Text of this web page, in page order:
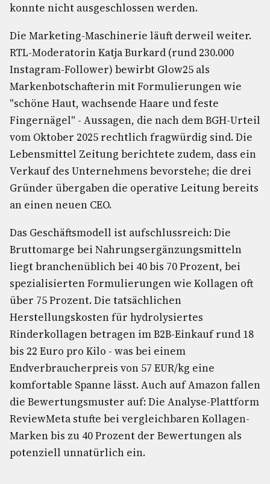
konnte nicht ausgeschlossen werden.
Die Marketing-Maschinerie läuft derweil weiter.
RTL-Moderatorin Katja Burkard (rund 230.000
Instagram-Follower) bewirbt Glow25 als
Markenbotschafterin mit Formulierungen wie
"schöne Haut, wachsende Haare und feste
Fingernägel" - Aussagen, die nach dem BGH-Urteil
vom Oktober 2025 rechtlich fragwürdig sind. Die
Lebensmittel Zeitung berichtete zudem, dass ein
Verkauf des Unternehmens bevorstehe; die drei
Gründer übergaben die operative Leitung bereits
an einen neuen CEO.
Das Geschäftsmodell ist aufschlussreich: Die
Bruttomarge bei Nahrungsergänzungsmitteln
liegt branchenüblich bei 40 bis 70 Prozent, bei
spezialisierten Formulierungen wie Kollagen oft
über 75 Prozent. Die tatsächlichen
Herstellungskosten für hydrolysiertes
Rinderkollagen betragen im B2B-Einkauf rund 18
bis 22 Euro pro Kilo - was bei einem
Endverbraucherpreis von 57 EUR/kg eine
komfortable Spanne lässt. Auch auf Amazon fallen
die Bewertungsmuster auf: Die Analyse-Plattform
ReviewMeta stufte bei vergleichbaren Kollagen-
Marken bis zu 40 Prozent der Bewertungen als
potenziell unnatürlich ein.